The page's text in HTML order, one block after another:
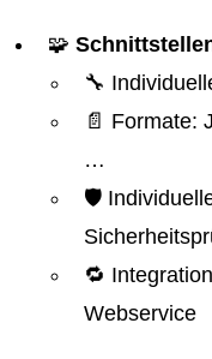
🧩
🔧
📄 Formate:
…
🛡️
🔁
Webservice